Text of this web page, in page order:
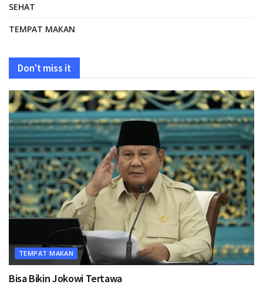
SEHAT
TEMPAT MAKAN
Don't miss it
TEMPAT MAKAN
Bisa Bikin Jokowi Tertawa